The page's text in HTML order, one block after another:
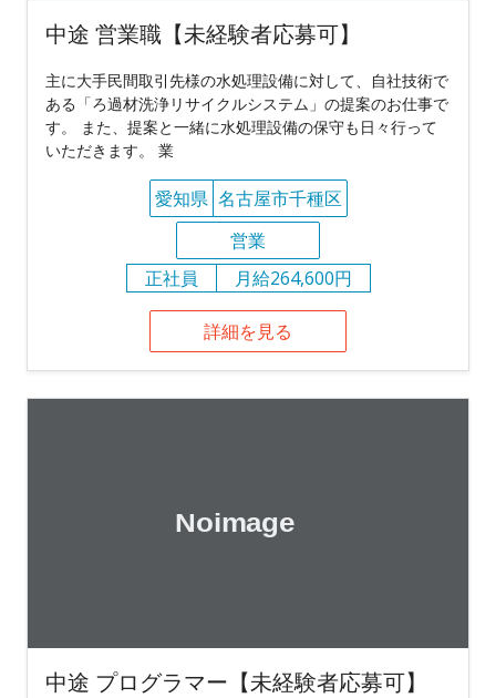
中途 営業職【未経験者応募可】
主に大手民間取引先様の水処理設備に対して、自社技術で
ある「ろ過材洗浄リサイクルシステム」の提案のお仕事で
す。 また、提案と一緒に水処理設備の保守も日々行って
いただきます。 業
愛知県 名古屋市千種区
営業
正社員
月給264,600円
詳細を見る
中途 プログラマー【未経験者応募可】